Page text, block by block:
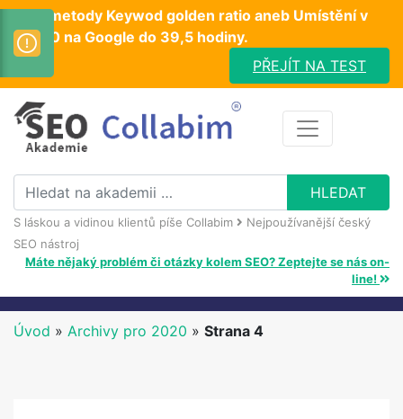
Test metody Keywod golden ratio aneb Umístění v
TOP10 na Google do 39,5 hodiny.
PŘEJÍT NA TEST
S láskou a vidinou klientů píše Collabim
Nejpoužívanější český
SEO nástroj
Máte nějaký problém či otázky kolem SEO? Zeptejte se nás on-
line!
Úvod » Archivy pro 2020 » Strana 4